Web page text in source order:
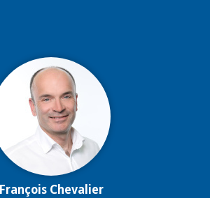
François Chevalier